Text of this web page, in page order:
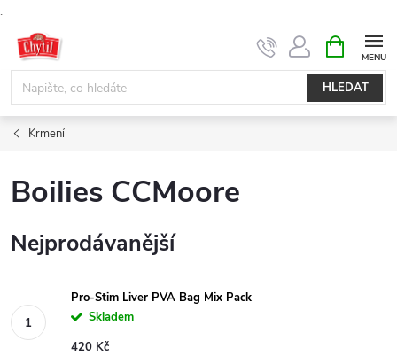
.
obsah
HLEDAT
NÁKUPNÍ
KOŠÍK
Krmení
Boilies CCMoore
Nejprodávanější
Pro-Stim Liver PVA Bag Mix Pack
Skladem
420 Kč